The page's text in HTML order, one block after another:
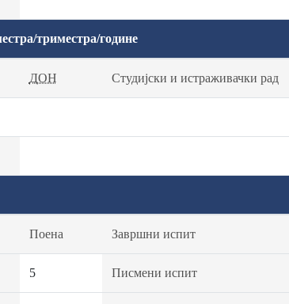
триместра/године
ДОН Студијски и истраживачки рад
Поена Завршни испит
5 Писмени испит